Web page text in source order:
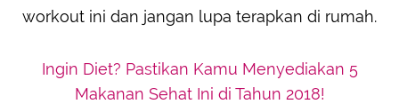
workout ini dan jangan lupa terapkan di rumah.
Ingin Diet? Pastikan Kamu Menyediakan 5
Makanan Sehat Ini di Tahun 2018!